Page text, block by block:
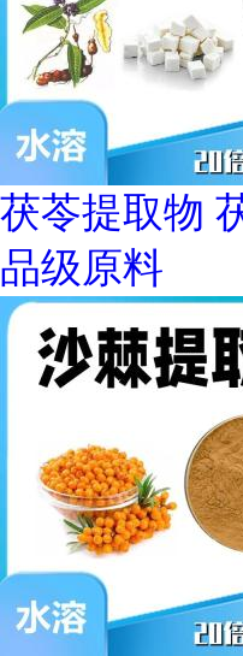
茯苓提取物
品级原料